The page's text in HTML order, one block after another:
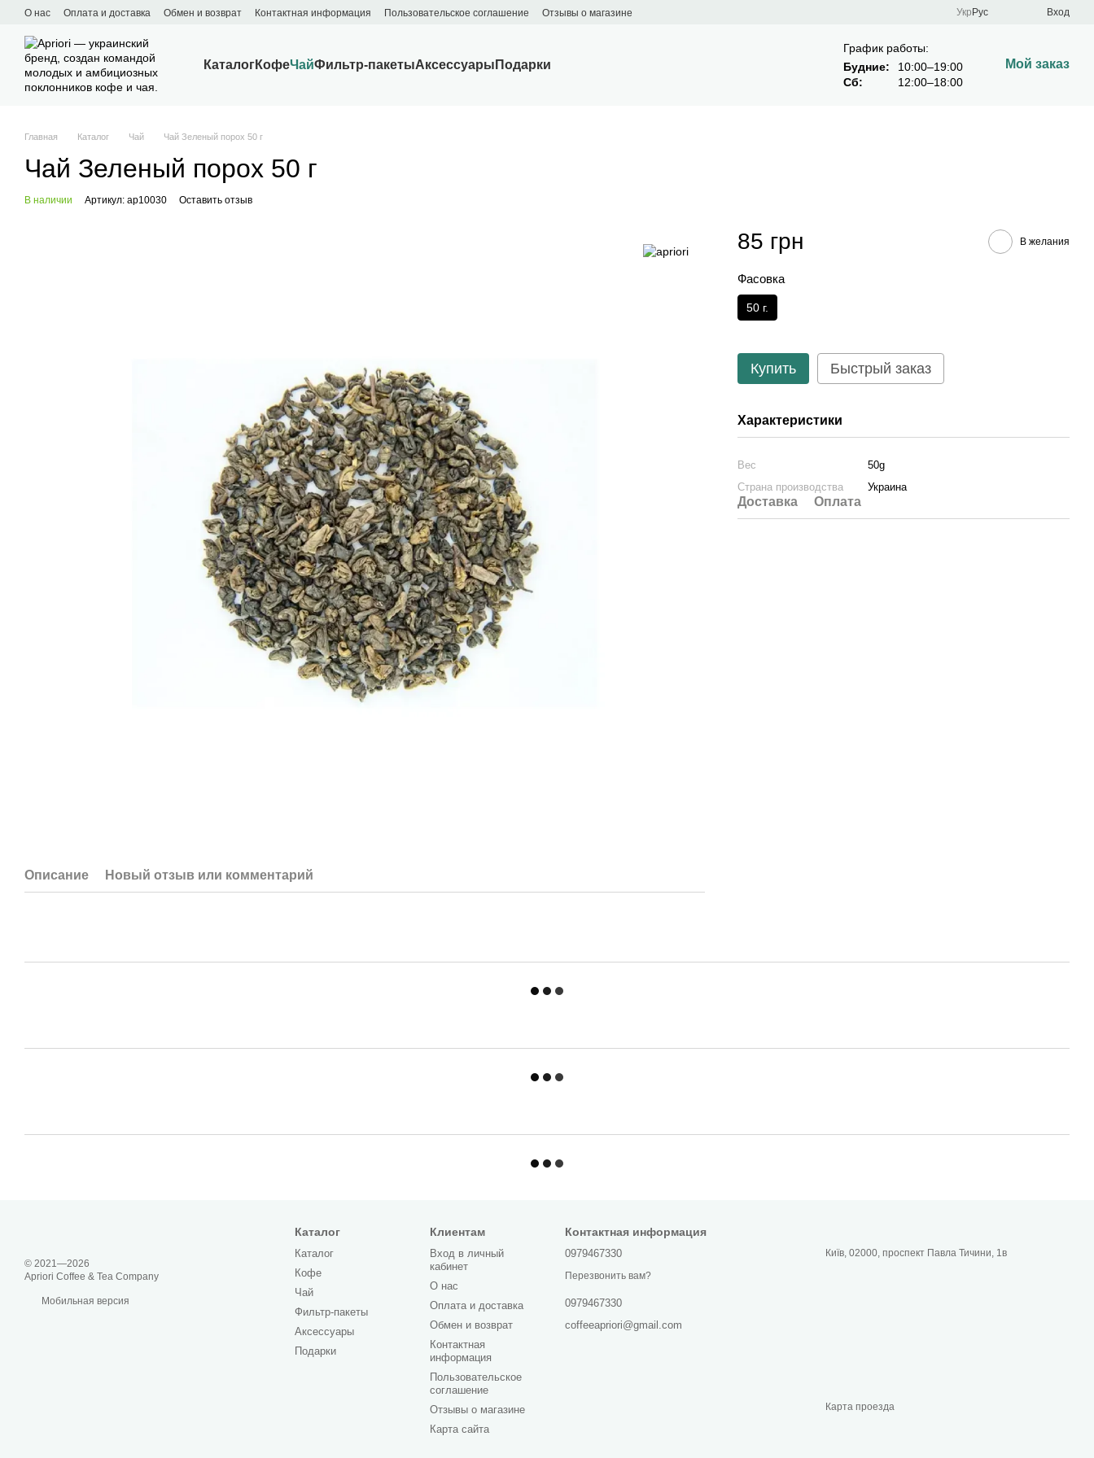
Перейти к основному контенту
О нас Оплата и доставка Обмен и возврат Контактная информация Пользовательское соглашение Отзывы о магазине Укр Рус Вход
КаталогКофеЧайФильтр-пакетыАксессуары Подарки
График работы:
Будние:
10:00–19:00
Сб:
12:00–18:00
Мой заказ
Главная Каталог Чай Чай Зеленый порох 50 г
Чай Зеленый порох 50 г
В наличии Артикул: ap10030 Оставить отзыв
Описание Новый отзыв или комментарий
85 грн В желания
Фасовка
50 г.
Купить Быстрый заказ
Характеристики
Вес
50g
Страна производства
Украина
Доставка Оплата
© 2021—2026
Apriori Coffee & Tea Company
Мобильная версия
Каталог
Каталог
Кофе
Чай
Фильтр-пакеты
Аксессуары
Подарки
Клиентам
Вход в личный
кабинет
О нас
Оплата и доставка
Обмен и возврат
Контактная
информация
Пользовательское
соглашение
Отзывы о магазине
Карта сайта
Контактная информация
0979467330
Перезвонить вам?
0979467330
coffeeapriori@gmail.com
Київ, 02000, проспект Павла Тичини, 1в
Карта проезда